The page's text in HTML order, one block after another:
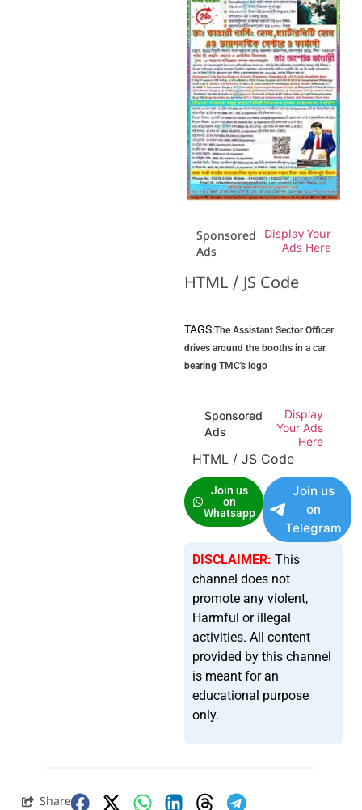
Sponsored
Ads
Display Your
Ads Here
HTML / JS Code
TAGS:The Assistant Sector Officer
drives around the booths in a car
bearing TMC's logo
Sponsored
Ads
Display
Your Ads
Here
HTML / JS Code
Join us
on
Whatsapp
Join us
on
Telegram
DISCLAIMER: This
channel does not
promote any violent,
Harmful or illegal
activities. All content
provided by this channel
is meant for an
educational purpose
only.
Share